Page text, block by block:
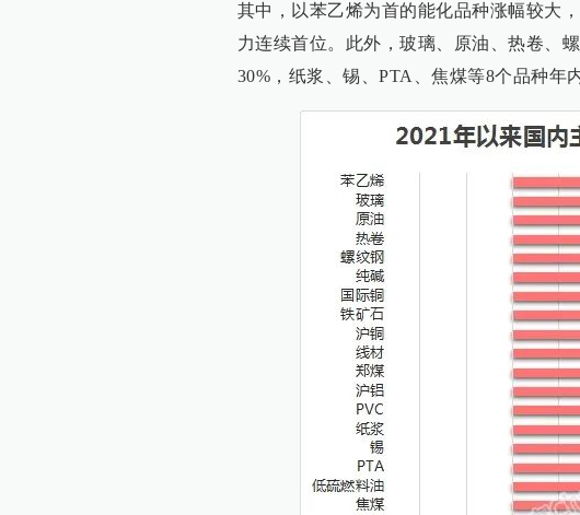
其中，以苯乙烯为首的能化品种涨幅较大
力连续首位。此外，玻璃、原油、热卷、
30%，纸浆、锡、PTA、焦煤等8个品种年